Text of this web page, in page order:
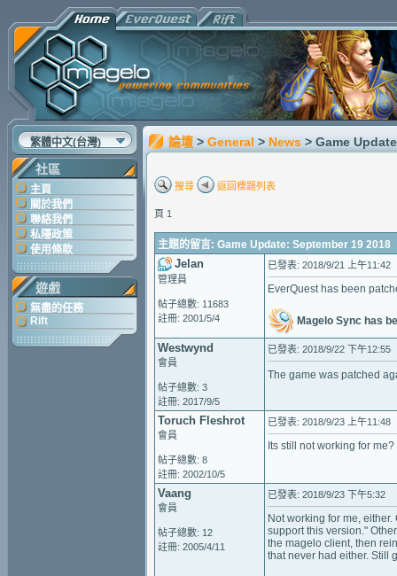
繁體中文(台灣)
社區
主頁
關於我們
聯絡我們
私隱政策
使用條款
遊戲
無盡的任務
Rift
論壇 > General > News > Game
搜尋 返回標題列表
頁 1
主題的留言: Game Update: September 19 2018
Jelan
管理員
帖子總數: 11683
註冊: 2001/5/4
已發表: 2018/9/21 上午11:42
EverQuest has been
Magelo Sync has
Westwynd
會員
帖子總數: 3
註冊: 2017/9/5
已發表: 2018/9/22 下午12:55
The game was patched
Toruch Fleshrot
會員
帖子總數: 8
註冊: 2002/10/5
已發表: 2018/9/23 上午11:48
Its still not working for me?
Vaang
會員
帖子總數: 12
註冊: 2005/4/11
已發表: 2018/9/23 下午5:32
Not working for me,
support this version."
the magelo client, then
that never had either. Still